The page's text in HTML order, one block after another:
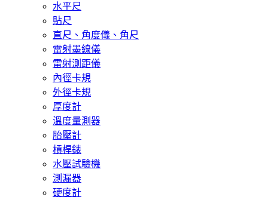
水平尺
貼尺
直尺、角度儀、角尺
雷射墨線儀
雷射測距儀
內徑卡規
外徑卡規
厚度計
溫度量測器
胎壓計
槓桿錶
水壓試驗機
測漏器
硬度計